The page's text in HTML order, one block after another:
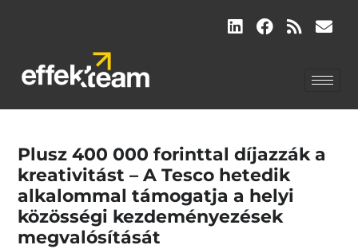
Plusz 400 000 forinttal díjazzák a
kreativitást – A Tesco hetedik
alkalommal támogatja a helyi
közösségi kezdeményezések
megvalósítását